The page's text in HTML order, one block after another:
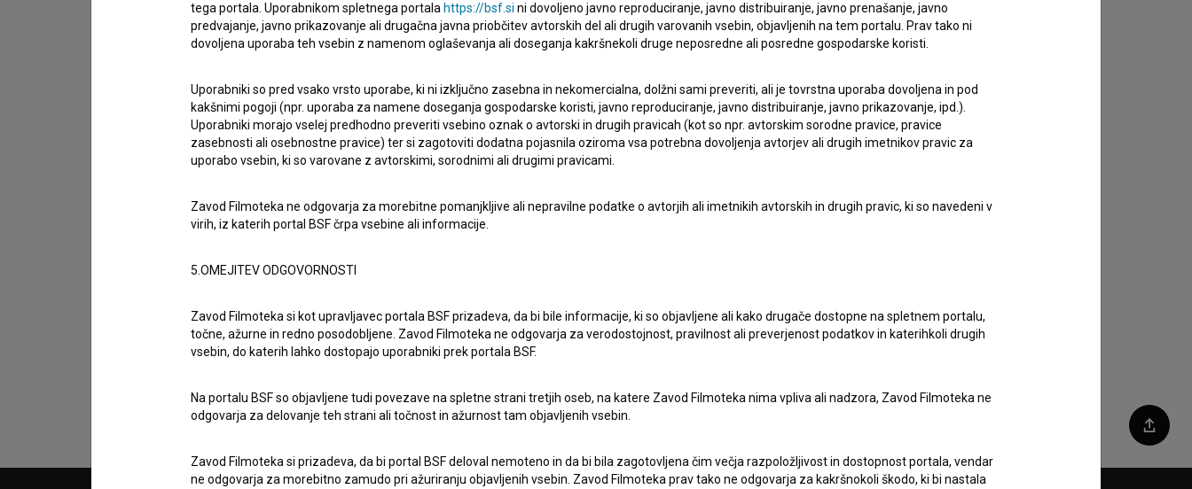
podatkov.
Deli
tega portala. Uporabnikom spletnega portala https://bsf.si ni dovoljeno javno reproduciranje, javno distribuiranje, javno prenašanje, javno
predvajanje, javno prikazovanje ali drugačna javna priobčitev avtorskih del ali drugih varovanih vsebin, objavljenih na tem portalu. Prav tako ni
dovoljena uporaba teh vsebin z namenom oglaševanja ali doseganja kakršnekoli druge neposredne ali posredne gospodarske koristi.
Uporabniki so pred vsako vrsto uporabe, ki ni izključno zasebna in nekomercialna, dolžni sami preveriti, ali je tovrstna uporaba dovoljena in pod
kakšnimi pogoji (npr. uporaba za namene doseganja gospodarske koristi, javno reproduciranje, javno distribuiranje, javno prikazovanje, ipd.).
Uporabniki morajo vselej predhodno preveriti vsebino oznak o avtorski in drugih pravicah (kot so npr. avtorskim sorodne pravice, pravice
zasebnosti ali osebnostne pravice) ter si zagotoviti dodatna pojasnila oziroma vsa potrebna dovoljenja avtorjev ali drugih imetnikov pravic za
uporabo vsebin, ki so varovane z avtorskimi, sorodnimi ali drugimi pravicami.
Zavod Filmoteka ne odgovarja za morebitne pomanjkljive ali nepravilne podatke o avtorjih ali imetnikih avtorskih in drugih pravic, ki so navedeni v
virih, iz katerih portal BSF črpa vsebine ali informacije.
5.OMEJITEV ODGOVORNOSTI
Zavod Filmoteka si kot upravljavec portala BSF prizadeva, da bi bile informacije, ki so objavljene ali kako drugače dostopne na spletnem portalu,
točne, ažurne in redno posodobljene. Zavod Filmoteka ne odgovarja za verodostojnost, pravilnost ali preverjenost podatkov in katerihkoli drugih
vsebin, do katerih lahko dostopajo uporabniki prek portala BSF.
Na portalu BSF so objavljene tudi povezave na spletne strani tretjih oseb, na katere Zavod Filmoteka nima vpliva ali nadzora, Zavod Filmoteka ne
odgovarja za delovanje teh strani ali točnost in ažurnost tam objavljenih vsebin.
Zavod Filmoteka si prizadeva, da bi portal BSF deloval nemoteno in da bi bila zagotovljena čim večja razpoložljivost in dostopnost portala, vendar
ne odgovarja za morebitno zamudo pri ažuriranju objavljenih vsebin. Zavod Filmoteka prav tako ne odgovarja za kakršnokoli škodo, ki bi nastala